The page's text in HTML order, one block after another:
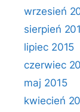
wrzesień
sierpień
lipiec 2015
czerwiec
maj 2015
kwiecień